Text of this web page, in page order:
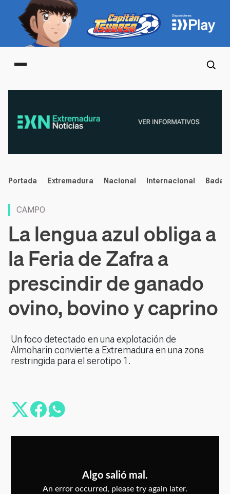
Main menu
noticias
Portada Extremadura Nacional Internacional
CAMPO
La lengua azul obliga a
la Feria de Zafra a
prescindir de ganado
ovino, bovino y caprino
Un foco detectado en una explotación de
Almoharín convierte a Extremadura en una zona
restringida para el serotipo 1.